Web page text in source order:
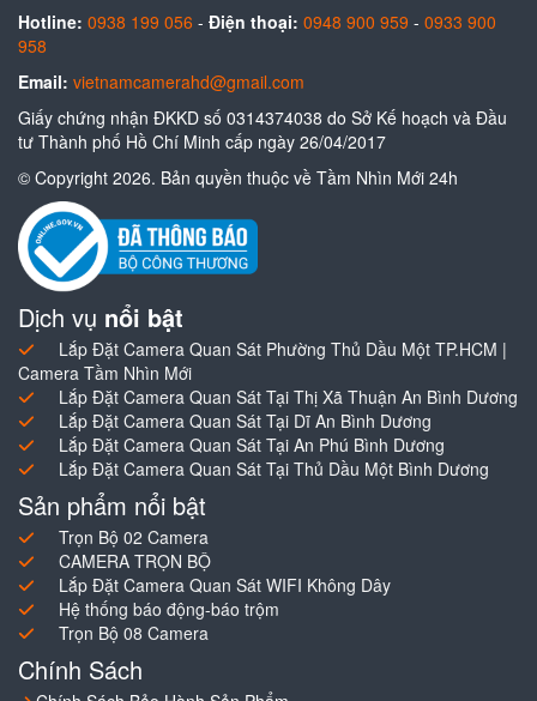
Hotline: 0938 199 056 - Điện thoại: 0948 900 959 - 0933 900
958
Email: vietnamcamerahd@gmail.com
Giấy chứng nhận ĐKKD số 0314374038 do Sở Kế hoạch và Đầu
tư Thành phố Hồ Chí Minh cấp ngày 26/04/2017
© Copyright 2026. Bản quyền thuộc về Tầm Nhìn Mới 24h
Dịch vụ nổi bật
Lắp Đặt Camera Quan Sát Phường Thủ Dầu Một TP.HCM |
Camera Tầm Nhìn Mới
Lắp Đặt Camera Quan Sát Tại Thị Xã Thuận An Bình Dương
Lắp Đặt Camera Quan Sát Tại Dĩ An Bình Dương
Lắp Đặt Camera Quan Sát Tại An Phú Bình Dương
Lắp Đặt Camera Quan Sát Tại Thủ Dầu Một Bình Dương
Sản phẩm nổi bật
Trọn Bộ 02 Camera
CAMERA TRỌN BỘ
Lắp Đặt Camera Quan Sát WIFI Không Dây
Hệ thống báo động-báo trộm
Trọn Bộ 08 Camera
Chính Sách